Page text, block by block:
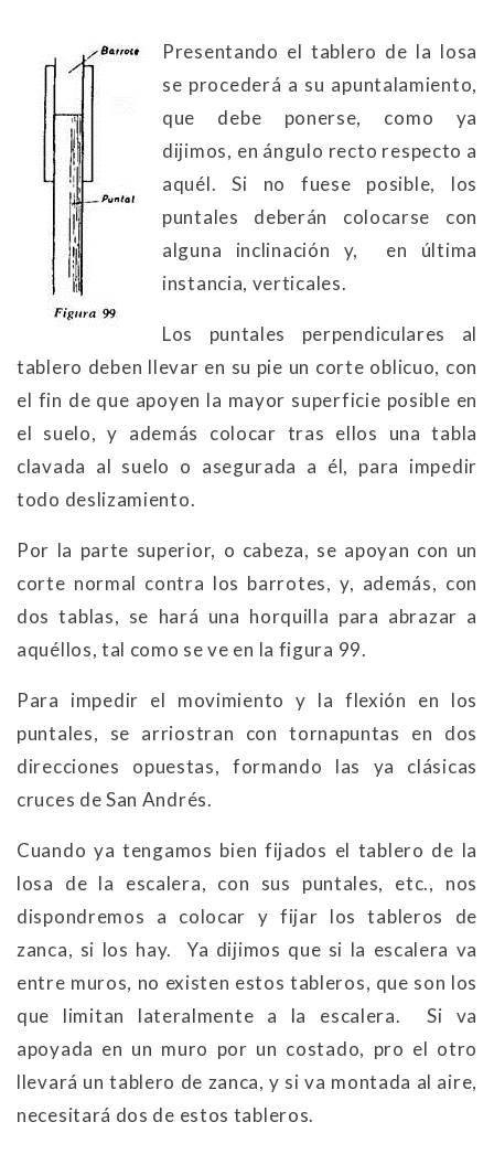
Presentando el tablero de la losa
se procederá a su apuntalamiento,
que debe ponerse, como ya
dijimos, en ángulo recto respecto a
aquél. Si no fuese posible, los
puntales deberán colocarse con
alguna inclinación y, en última
instancia, verticales.
Los puntales perpendiculares al
tablero deben llevar en su pie un corte oblicuo, con
el fin de que apoyen la mayor superficie posible en
el suelo, y además colocar tras ellos una tabla
clavada al suelo o asegurada a él, para impedir
todo deslizamiento.
Por la parte superior, o cabeza, se apoyan con un
corte normal contra los barrotes, y, además, con
dos tablas, se hará una horquilla para abrazar a
aquéllos, tal como se ve en la figura 99.
Para impedir el movimiento y la flexión en los
puntales, se arriostran con tornapuntas en dos
direcciones opuestas, formando las ya clásicas
cruces de San Andrés.
Cuando ya tengamos bien fijados el tablero de la
losa de la escalera, con sus puntales, etc., nos
dispondremos a colocar y fijar los tableros de
zanca, si los hay. Ya dijimos que si la escalera va
entre muros, no existen estos tableros, que son los
que limitan lateralmente a la escalera. Si va
apoyada en un muro por un costado, pro el otro
llevará un tablero de zanca, y si va montada al aire,
necesitará dos de estos tableros.